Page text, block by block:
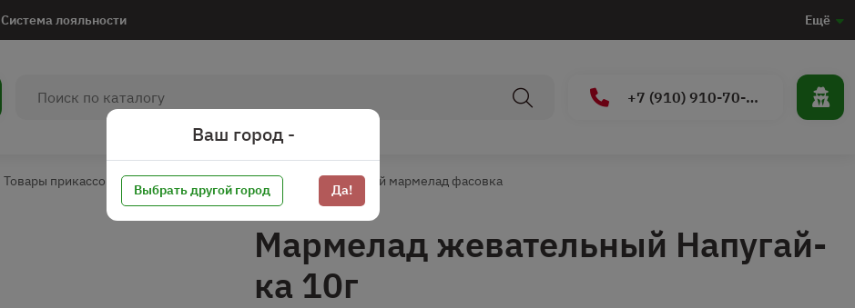
Система лояльности Ещё
+7 (910) 910-70-15
Товары прикассовой зоны Сахарная группа Жевательный мармелад фасовка
Мармелад жевательный Напугай-
ка 10г
Ваш город -
Выбрать другой город Да!